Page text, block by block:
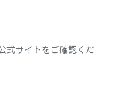
式サイトをご確認くだ